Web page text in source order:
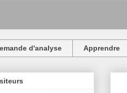
d'analyse Apprendre